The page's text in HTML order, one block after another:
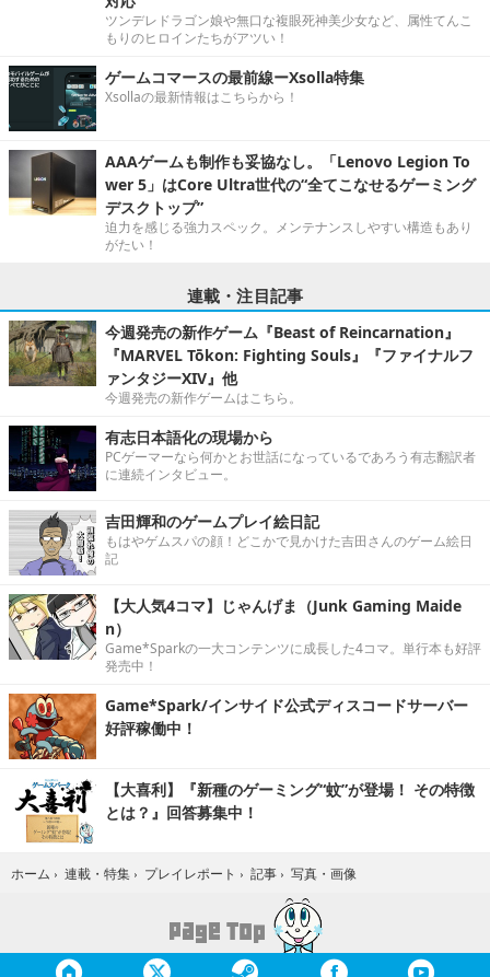
ツンデレドラゴン娘や無口な複眼死神美少女など、属性てんこ
もりのヒロインたちがアツい！
ゲームコマースの最前線ーXsolla特集
Xsollaの最新情報はこちらから！
AAAゲームも制作も妥協なし。「Lenovo Legion To
wer 5」はCore Ultra世代の“全てこなせるゲーミング
デスクトップ”
迫力を感じる強力スペック。メンテナンスしやすい構造もあり
がたい！
連載・注目記事
今週発売の新作ゲーム『Beast of Reincarnation』
『MARVEL Tōkon: Fighting Souls』『ファイナルフ
ァンタジーXIV』他
今週発売の新作ゲームはこちら。
有志日本語化の現場から
PCゲーマーなら何かとお世話になっているであろう有志翻訳者
に連続インタビュー。
吉田輝和のゲームプレイ絵日記
もはやゲムスパの顔！どこかで見かけた吉田さんのゲーム絵日
記
【大人気4コマ】じゃんげま（Junk Gaming Maide
n）
Game*Sparkの一大コンテンツに成長した4コマ。単行本も好評
発売中！
Game*Spark/インサイド公式ディスコードサーバー
好評稼働中！
【大喜利】『新種のゲーミング“蚊”が登場！ その特徴
とは？』回答募集中！
ホーム › 連載・特集 › プレイレポート › 記事 › 写真・画像